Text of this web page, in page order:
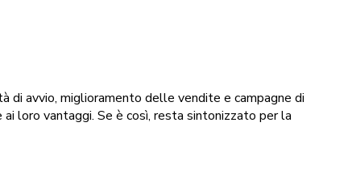
avvio, miglioramento delle vendite e campagne di
loro vantaggi. Se è così, resta sintonizzato per la